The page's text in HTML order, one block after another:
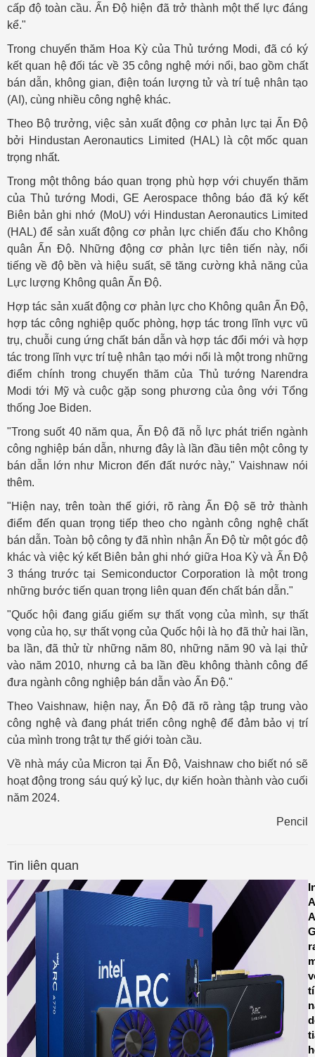
cấp độ toàn cầu. Ấn Độ hiện đã trở thành một thế lực đáng
kể."
Trong chuyến thăm Hoa Kỳ của Thủ tướng Modi, đã có ký
kết quan hệ đối tác về 35 công nghệ mới nổi, bao gồm chất
bán dẫn, không gian, điện toán lượng tử và trí tuệ nhân tạo
(AI), cùng nhiều công nghệ khác.
Theo Bộ trưởng, việc sản xuất động cơ phản lực tại Ấn Độ
bởi Hindustan Aeronautics Limited (HAL) là cột mốc quan
trọng nhất.
Trong một thông báo quan trọng phù hợp với chuyến thăm
của Thủ tướng Modi, GE Aerospace thông báo đã ký kết
Biên bản ghi nhớ (MoU) với Hindustan Aeronautics Limited
(HAL) để sản xuất động cơ phản lực chiến đấu cho Không
quân Ấn Độ. Những động cơ phản lực tiên tiến này, nổi
tiếng về độ bền và hiệu suất, sẽ tăng cường khả năng của
Lực lượng Không quân Ấn Độ.
Hợp tác sản xuất động cơ phản lực cho Không quân Ấn Độ,
hợp tác công nghiệp quốc phòng, hợp tác trong lĩnh vực vũ
trụ, chuỗi cung ứng chất bán dẫn và hợp tác đổi mới và hợp
tác trong lĩnh vực trí tuệ nhân tạo mới nổi là một trong những
điểm chính trong chuyến thăm của Thủ tướng Narendra
Modi tới Mỹ và cuộc gặp song phương của ông với Tổng
thống Joe Biden.
"Trong suốt 40 năm qua, Ấn Độ đã nỗ lực phát triển ngành
công nghiệp bán dẫn, nhưng đây là lần đầu tiên một công ty
bán dẫn lớn như Micron đến đất nước này," Vaishnaw nói
thêm.
"Hiện nay, trên toàn thế giới, rõ ràng Ấn Độ sẽ trở thành
điểm đến quan trọng tiếp theo cho ngành công nghệ chất
bán dẫn. Toàn bộ công ty đã nhìn nhận Ấn Độ từ một góc độ
khác và việc ký kết Biên bản ghi nhớ giữa Hoa Kỳ và Ấn Độ
3 tháng trước tại Semiconductor Corporation là một trong
những bước tiến quan trọng liên quan đến chất bán dẫn."
"Quốc hội đang giấu giếm sự thất vọng của mình, sự thất
vọng của họ, sự thất vọng của Quốc hội là họ đã thử hai lần,
ba lần, đã thử từ những năm 80, những năm 90 và lại thử
vào năm 2010, nhưng cả ba lần đều không thành công để
đưa ngành công nghiệp bán dẫn vào Ấn Độ."
Theo Vaishnaw, hiện nay, Ấn Độ đã rõ ràng tập trung vào
công nghệ và đang phát triển công nghệ để đảm bảo vị trí
của mình trong trật tự thế giới toàn cầu.
Về nhà máy của Micron tại Ấn Độ, Vaishnaw cho biết nó sẽ
hoạt động trong sáu quý kỷ lục, dự kiến hoàn thành vào cuối
năm 2024.
Pencil
Tin liên quan